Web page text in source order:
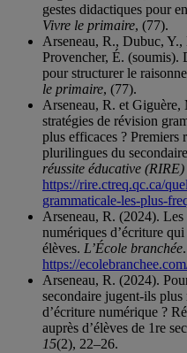
gestes didactiques pour
Vivre le primaire, (77).
Arseneau, R., Dubuc,
Provencher, É. (soumis).
pour structurer le
le primaire, (77).
Arseneau, R. et
stratégies de révision
plus efficaces ? Premiers
plurilingues du
réussite éducative
https://rire.ctreq.qc.ca/
grammaticale-les-plus-
Arseneau, R. (2024).
numériques d’écriture
élèves. L’École branchée.
https://
Arseneau, R. (2024).
secondaire jugent-ils plus
d’écriture numérique ?
auprès d’élèves de 1re
15(2), 22–26.